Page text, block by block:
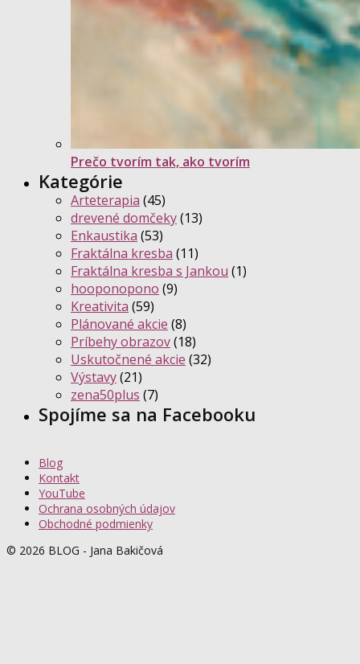
Prečo tvorím tak, ako tvorím
Kategórie
Arteterapia (45)
drevené domčeky(13)
Enkaustika (53)
Fraktálna kresba (11)
Fraktálna kresba s Jankou (1)
hooponopono (9)
Kreativita (59)
Plánované akcie (8)
Príbehy obrazov(18)
Uskutočnené akcie (32)
Výstavy(21)
zena50plus (7)
Spojíme sa na Facebooku
Blog
Kontakt
YouTube
Ochrana osobných údajov
Obchodné podmienky
© 2026 BLOG - Jana Bakičová